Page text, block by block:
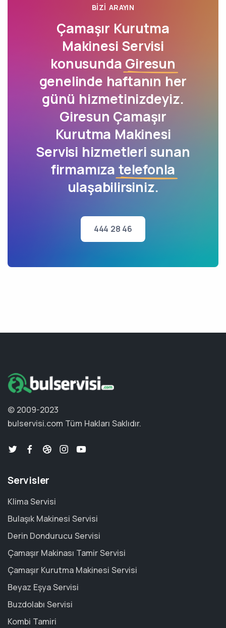
BIZI ARAYIN
Çamaşır Kurutma
Makinesi Servisi
konusunda Giresun
genelinde haftanın her
günü hizmetinizdeyiz.
Giresun Çamaşır
Kurutma Makinesi
Servisi hizmetleri sunan
firmamıza telefonla
ulaşabilirsiniz.
444 28 46
© 2009-2023
bulservisi.com Tüm Hakları Saklıdır.
Servisler
Klima Servisi
Bulaşık Makinesi Servisi
Derin Dondurucu Servisi
Çamaşır Makinası Tamir Servisi
Çamaşır Kurutma Makinesi Servisi
Beyaz Eşya Servisi
Buzdolabı Servisi
Kombi Tamiri